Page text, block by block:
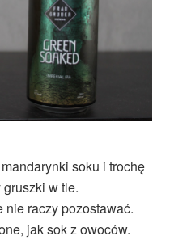
soku i trochę
gruszki w tle.
nie raczy pozostawać.
jak sok z owoców.